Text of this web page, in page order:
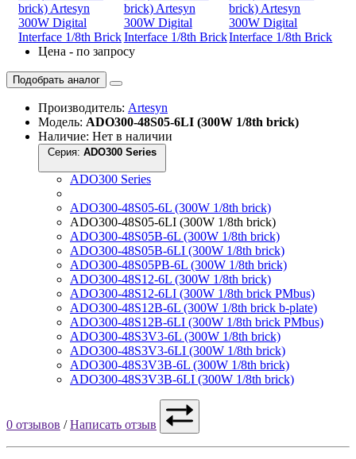
Цена - по запросу
Подобрать аналог
Производитель: Artesyn
Модель: ADO300-48S05-6LI (300W 1/8th brick)
Наличие: Нет в наличии
Серия:
ADO300 Series
ADO300-48S05-6L (300W 1/8th brick)
ADO300-48S05-6LI (300W 1/8th brick)
ADO300-48S05B-6L (300W 1/8th brick)
ADO300-48S05B-6LI (300W 1/8th brick)
ADO300-48S05PB-6L (300W 1/8th brick)
ADO300-48S12-6L (300W 1/8th brick)
ADO300-48S12-6LI (300W 1/8th brick PMbus)
ADO300-48S12B-6L (300W 1/8th brick b-plate)
ADO300-48S12B-6LI (300W 1/8th brick PMbus)
ADO300-48S3V3-6L (300W 1/8th brick)
ADO300-48S3V3-6LI (300W 1/8th brick)
ADO300-48S3V3B-6L (300W 1/8th brick)
ADO300-48S3V3B-6LI (300W 1/8th brick)
0 отзывов /Написать отзыв